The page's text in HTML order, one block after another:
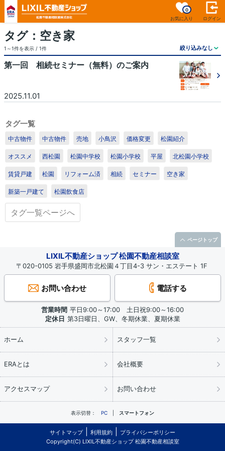
お気に入り
0
ログイン
タグ：空き家
1～1件を表示 / 1件
第一回 相続セミナー（無料）のご案内
2025.11.01
タグ一覧
中古物件 中古物件 売地 小鳥沢 価格変更 松園紹介
オススメ 西松園 松園中学校 松園小学校 平屋 北松園小学校
賃貸戸建 松園 リフォーム済 相続 セミナー 空き家
新築一戸建て 松園飲食店
タグ一覧ページへ
LIXIL不動産ショップ 松園不動産相談室
〒020-0105 岩手県盛岡市北松園４丁目4-3 サン・エステート 1F
お問い合わせ 電話する
営業時間 平日9:00～17:00 土日祝9:00～16:00
定休日 第3日曜日、GW、冬期休業、夏期休業
ホーム スタッフ一覧
ERAとは 会社概要
アクセスマップ お問い合わせ
表示切替： PC スマートフォン
サイトマップ 利用規約
プライバシーポリシー
Copyright(C) LIXIL不動産ショップ 松園不動産相談室
ページトップ